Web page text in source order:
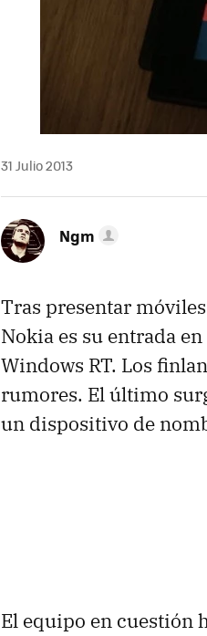
31 Julio 2013
Ngm
Tras presentar
Nokia es su entrada
Windows RT. Los
rumores. El último
un dispositivo de
El equipo en cuestión